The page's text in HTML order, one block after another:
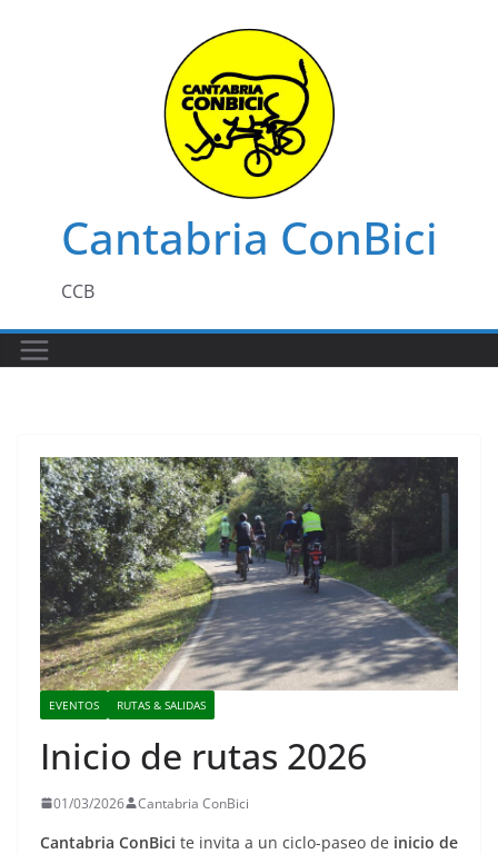
Cantabria ConBici
CCB
EVENTOS RUTAS & SALIDAS
Inicio de rutas 2026
01/03/2026 Cantabria ConBici
Cantabria ConBici te invita a un ciclo-paseo de inicio de